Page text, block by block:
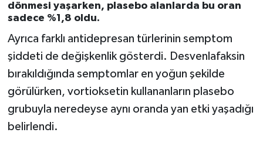
dönmesi yaşarken, plasebo alanlarda bu oran
sadece %1,8 oldu.
Ayrıca farklı antidepresan türlerinin semptom
şiddeti de değişkenlik gösterdi. Desvenlafaksin
bırakıldığında semptomlar en yoğun şekilde
görülürken, vortioksetin kullananların plasebo
grubuyla neredeyse aynı oranda yan etki yaşadığı
belirlendi.
Spor
Tavşanlı
Teknoloji
Türkiye